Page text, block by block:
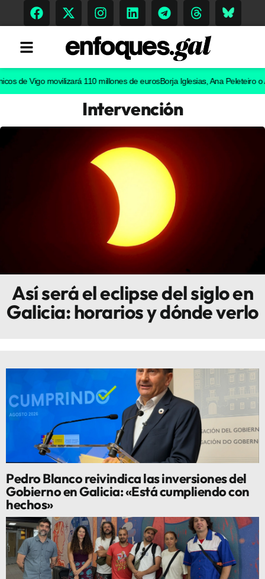
Innova
Vigo movilizará 110 millones de eurosBorja Iglesias, Ana Peleteiro o Abel
Intervención
Así será el eclipse del siglo en
Galicia: horarios y dónde verlo
Pedro Blanco reivindica las inversiones del
Gobierno en Galicia: «Está cumpliendo con
hechos»